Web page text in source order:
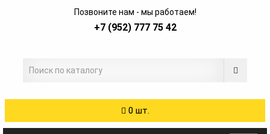
Позвоните нам - мы работаем!
+7 (952) 777 75 42
0 шт.